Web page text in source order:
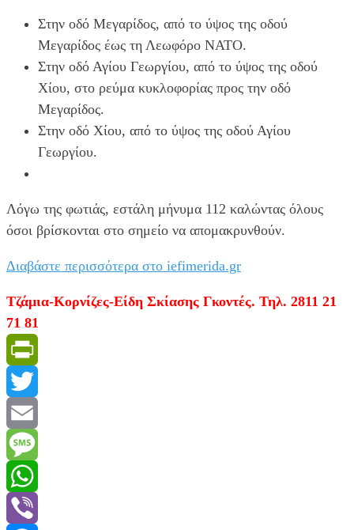
Στην οδό Μεγαρίδος, από το ύψος της οδού
Μεγαρίδος έως τη Λεωφόρο ΝΑΤΟ.
Στην οδό Αγίου Γεωργίου, από το ύψος της οδού
Χίου, στο ρεύμα κυκλοφορίας προς την οδό
Μεγαρίδος.
Στην οδό Χίου, από το ύψος της οδού Αγίου
Γεωργίου.
Λόγω της φωτιάς, εστάλη μήνυμα 112 καλώντας όλους
όσοι βρίσκονται στο σημείο να απομακρυνθούν.
Διαβάστε περισσότερα στο iefimerida.gr
Τζάμια-Κορνίζες-Είδη Σκίασης Γκοντές. Τηλ. 2811 21
71 81
PrintFriendly
Twitter
Email
Message
WhatsApp